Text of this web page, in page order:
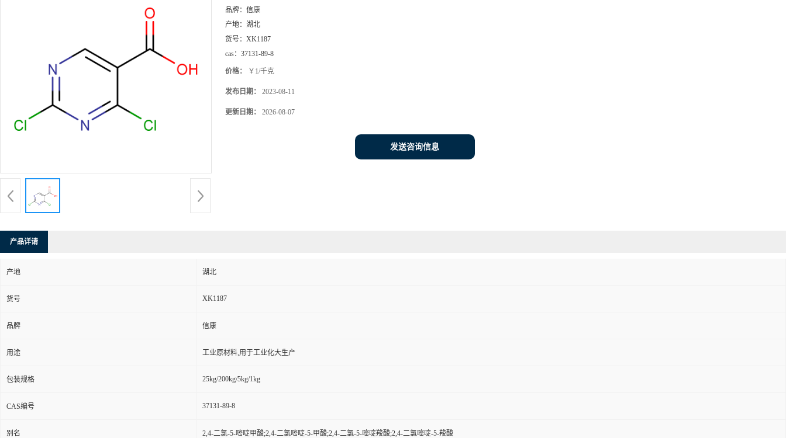
品牌： 信康
产地： 湖北
货号： XK1187
cas： 37131-89-8
价格： ￥1/千克
发布日期： 2023-08-11
更新日期： 2026-08-07
发送咨询信息
产品详请
产地 湖北
货号 XK1187
品牌 信康
用途 工业原材料,用于工业化大生产
包装规格 25kg/200kg/5kg/1kg
CAS编号 37131-89-8
别名 2,4-二氯-5-嘧啶甲酸;2,4-二氯嘧啶-5-甲酸;2,4-二氯-5-嘧啶羧酸;2,4-二氯嘧啶-5-羧酸